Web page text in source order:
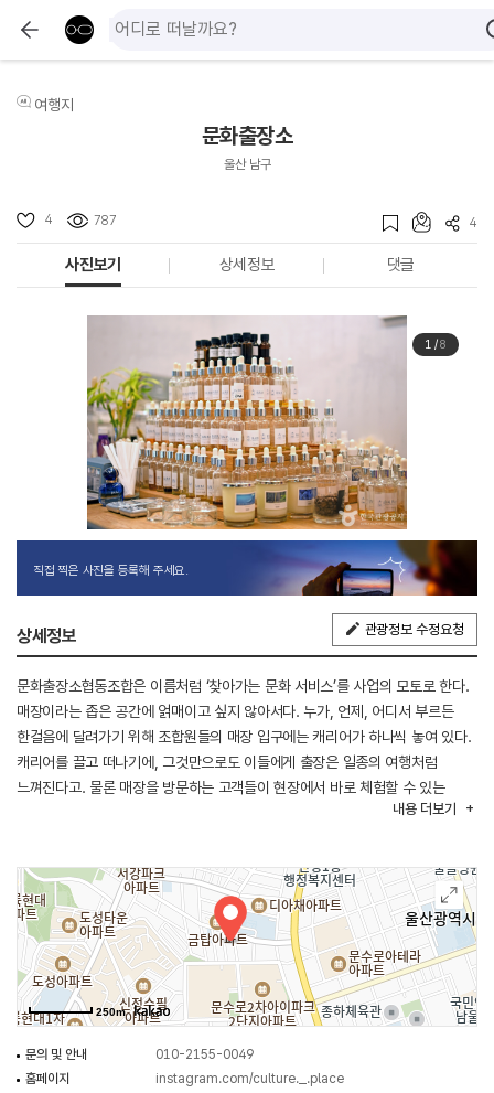
여행지
문화출장소
울산 남구
4 787 4
사진보기 상세정보 댓글
1/8
직접 찍은 사진을 등록해 주세요.
상세정보 관광정보 수정요청
문화출장소협동조합은 이름처럼 ‘찾아가는 문화 서비스’를 사업의 모토로 한다.
매장이라는 좁은 공간에 얽매이고 싶지 않아서다. 누가, 언제, 어디서 부르든
한걸음에 달려가기 위해 조합원들의 매장 입구에는 캐리어가 하나씩 놓여 있다.
캐리어를 끌고 떠나기에, 그것만으로도 이들에게 출장은 일종의 여행처럼
느껴진다고. 물론 매장을 방문하는 고객들이 현장에서 바로 체험할 수 있는
문화출장소협동조합의 대표 체험프로그램은 ‘반구대암각화 테라리움
(루하리움)’과 ‘신불산 억새풀 향 디퓨저 만들기(바림)’, ‘울산명소 모빌 만들기
(잇츠포유)’ 등이다. 체험 프로그램에 필요한 재료들은 키트로 제작돼 누구나
쉽게 따라 할 수 있다.
내용 더보기
250m
문의 및 안내
010-2155-0049
홈페이지
instagram.com/culture._.place